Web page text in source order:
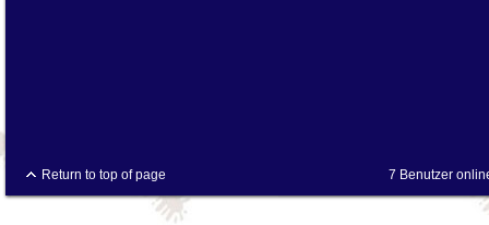
Return to top of page 7 Benutzer